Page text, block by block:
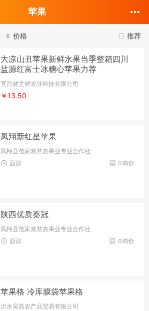
苹果
推荐
价格
大凉山丑苹果新鲜水果当季整箱四川
盐源红富士冰糖心苹果力荐
宜昌健之鲜农业科技有限公司
￥13.50
凤翔新红星苹果
凤翔县范家寨慧农果业专业合作社
0询价
面议
陕西优质秦冠
凤翔县范家寨慧农果业专业合作社
0询价
面议
苹果格 冷库膜袋苹果格
沂水昊昌农产品贸易有限公司